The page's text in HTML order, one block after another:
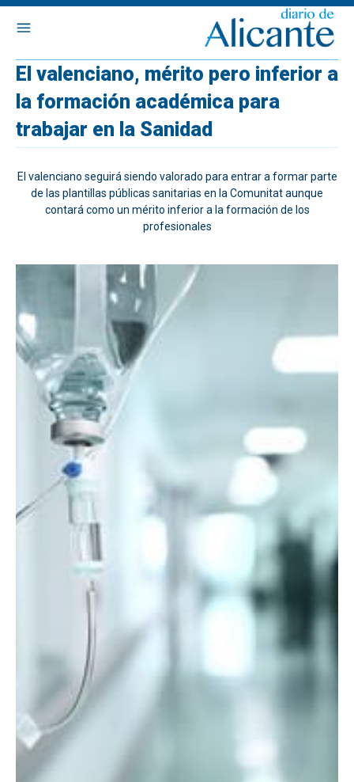
El valenciano, mérito pero inferior a
la formación académica para
trabajar en la Sanidad
El valenciano seguirá siendo valorado para entrar a formar parte
de las plantillas públicas sanitarias en la Comunitat aunque
contará como un mérito inferior a la formación de los
profesionales